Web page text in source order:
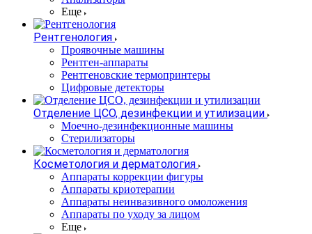
Еще
Рентгенология
Проявочные машины
Рентген-аппараты
Рентгеновские термопринтеры
Цифровые детекторы
Отделение ЦСО, дезинфекции и утилизации
Моечно-дезинфекционные машины
Стерилизаторы
Косметология и дерматология
Аппараты коррекции фигуры
Аппараты криотерапии
Аппараты неинвазивного омоложения
Аппараты по уходу за лицом
Еще